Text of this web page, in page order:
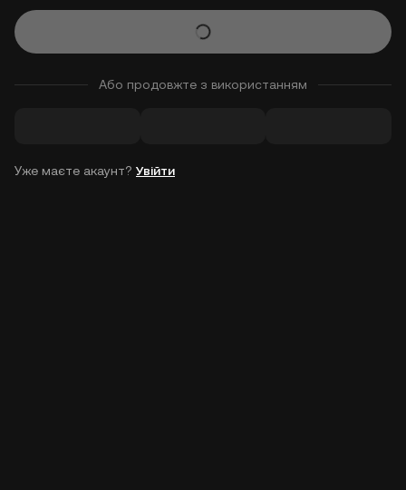
Або продовжте з використанням
Уже маєте акаунт? Увійти